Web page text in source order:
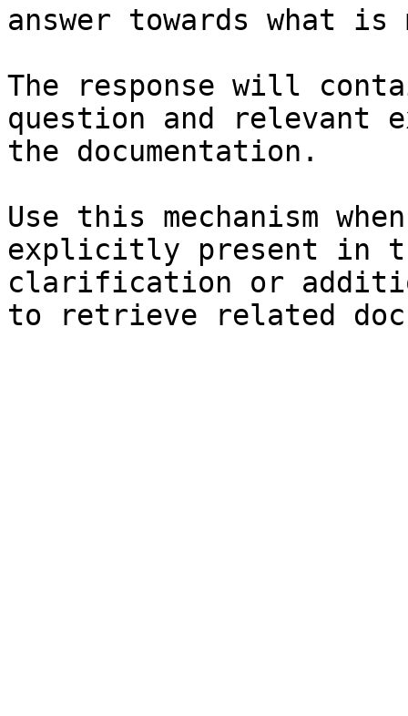
answer towards what
The response will
question and relevant
the documentation.
Use this mechanism
explicitly present in
clarification or